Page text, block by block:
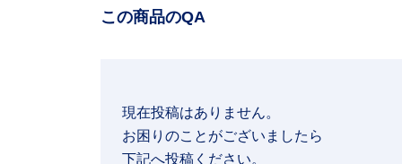
この商品のQA
現在投稿はありません。
お困りのことがございましたら
下記へ投稿ください。